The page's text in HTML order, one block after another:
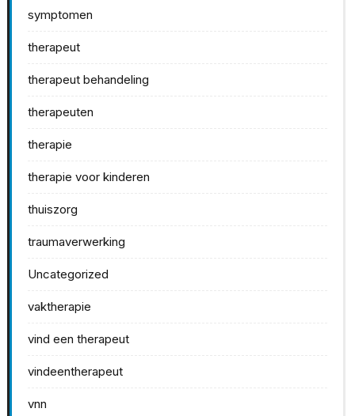
symptomen
therapeut
therapeut behandeling
therapeuten
therapie
therapie voor kinderen
thuiszorg
traumaverwerking
Uncategorized
vaktherapie
vind een therapeut
vindeentherapeut
vnn